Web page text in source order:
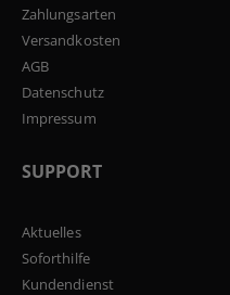
Zahlungsarten
Versandkosten
AGB
Datenschutz
Impressum
SUPPORT
Aktuelles
Soforthilfe
Kundendienst